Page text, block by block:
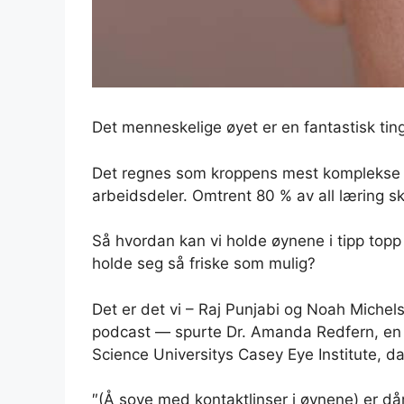
Det menneskelige øyet er en fantastisk
Det regnes som kroppens mest
arbeidsdeler. Omtrent 80 % av all læring
Så hvordan kan vi holde øynene i tipp
holde seg så friske som mulig?
Det er det vi – Raj Punjabi og Noah
podcast — spurte Dr. Amanda Redfern,
Science Universitys Casey Eye Institute,
″(Å sove med kontaktlinser i øynene) er